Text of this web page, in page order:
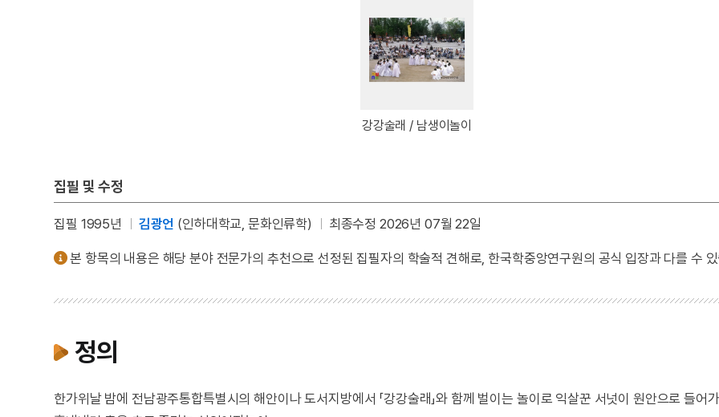
강강술래 / 남생이놀이
집필 및 수정
집필 1995년 김광언 (인하대학교, 문화인류학) 최종수정 2026년 07월 22일
본 항목의 내용은 해당 분야 전문가의 추천으로 선정된 집필자의 학술적 견해로, 한국학중앙연구원의 공식 입장과 다를 수
정의
한가위날 밤에 전남광주통합특별시의 해안이나 도서지방에서 「강강술래」와 함께 벌이는 놀이로 익살꾼 서넛이 원안으로 들어